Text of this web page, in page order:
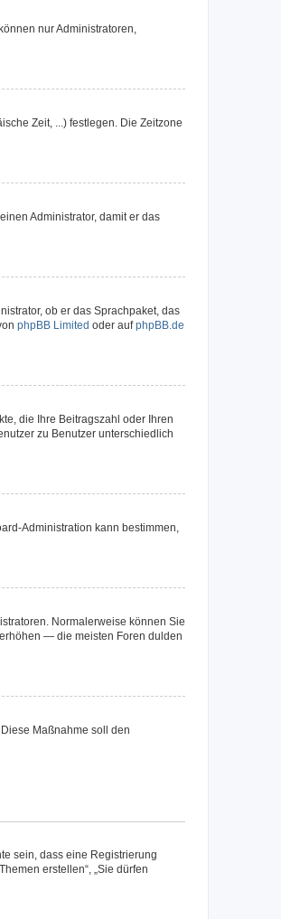
nur Administratoren,
Zeit, ...) festlegen. Die Zeitzone
Administrator, damit er das
ob er das Sprachpaket, das
phpBB Limited oder aufphpBB.de
die Ihre Beitragszahl oder Ihren
zu Benutzer unterschiedlich
Administration kann bestimmen,
Normalerweise können Sie
— die meisten Foren dulden
Maßnahme soll den
sein, dass eine Registrierung
erstellen“, „Sie dürfen